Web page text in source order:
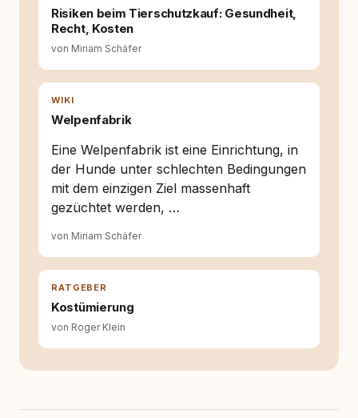
Entwicklung entstand rundum.dog – ein
Wissens- und Serviceportal für
Hundehalter:innen in Deutschland, Österreich
und der Schweiz. Meine Überzeugung:
Tierschutz beginnt mit Wissen. Wer seinen
Hund versteht, trifft bessere Entscheidungen –
Risiken beim Tierschutzkauf: Gesundheit,
Recht, Kosten
von Miriam Schäfer
WIKI
Welpenfabrik
Eine Welpenfabrik ist eine Einrichtung, in
der Hunde unter schlechten Bedingungen
mit dem einzigen Ziel massenhaft
gezüchtet werden, …
von Miriam Schäfer
RATGEBER
Kostümierung
von Roger Klein